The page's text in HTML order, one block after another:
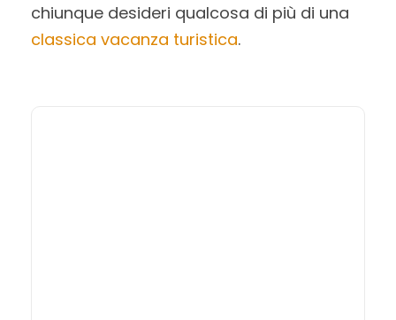
chiunque desideri qualcosa di più di una
classica vacanza turistica.